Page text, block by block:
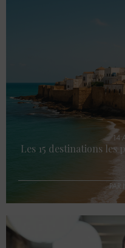
14
Les 15 destinations les
PAR